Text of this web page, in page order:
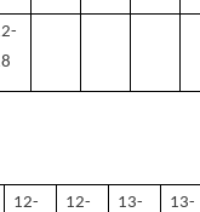
12-
12-
13-
13-